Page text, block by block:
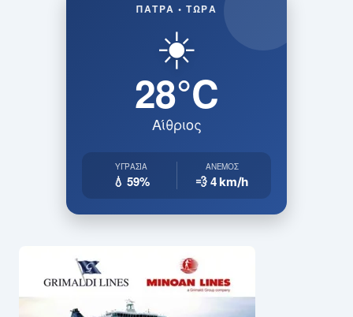
ΠΆΤΡΑ • ΤΏΡΑ
☀️
28°C
Αίθριος
ΥΓΡΑΣΊΑ
💧 59%
ΆΝΕΜΟΣ
💨 4km/h